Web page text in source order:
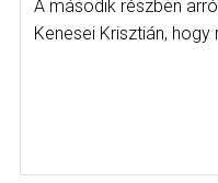
A második részben
Kenesei Krisztián, hogy